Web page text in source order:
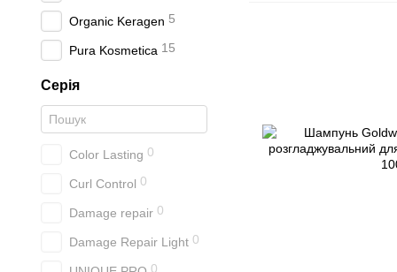
Organic Keragen 5
Pura Kosmetica 15
Серія
Color Lasting 0
Curl Control 0
Damage repair 0
Damage Repair Light 0
0